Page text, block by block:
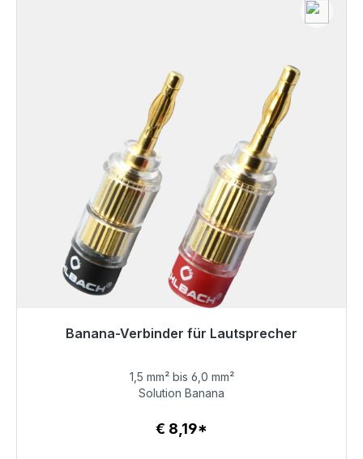
Banana-Verbinder für Lautsprecher
€ 8,19
1,5 mm² bis 6,0 mm²
Solution Banana
€ 8,19*